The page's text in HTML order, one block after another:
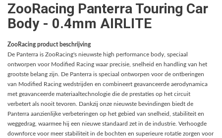
ZooRacing Panterra Touring Car
Body - 0.4mm AIRLITE
ZooRacing product beschrijving
De Panterra is ZooRacing's nieuwste high performance body, speciaal
ontworpen voor Modified Racing waar precisie, snelheid en handling van het
grootste belang zijn. De Panterra is speciaal ontworpen voor de ontberingen
van Modified Racing wedstrijden en combineert geavanceerde aerodynamica
met geavanceerde materiaaltechnologie die de prestaties op het circuit
verbetert als nooit tevoren. Dankzij onze nieuwste bevindingen biedt de
Panterra aanzienlijke verbeteringen op het gebied van snelheid, stabiliteit en
weggedrag, waarmee hij een nieuwe standaard zet in de industrie. Verhoogde
downforce voor meer stabiliteit in de bochten en superieure rotatie zorgen voor